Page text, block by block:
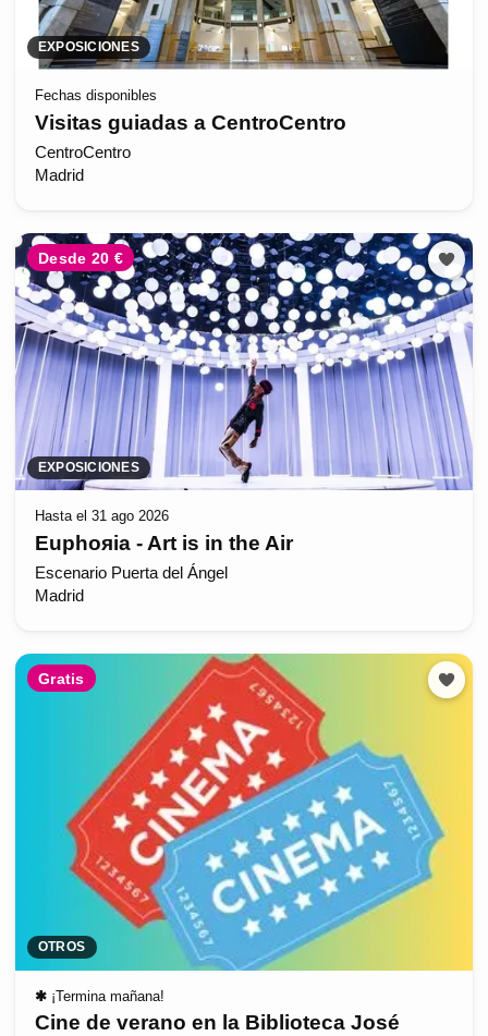
EXPOSICIONES
Fechas disponibles
Visitas guiadas a CentroCentro
CentroCentro
Madrid
Desde 20 €
EXPOSICIONES
Hasta el 31 ago 2026
Euphoяia - Art is in the Air
Escenario Puerta del Ángel
Madrid
Gratis
OTROS
✱ ¡Termina mañana!
Cine de verano en la Biblioteca José